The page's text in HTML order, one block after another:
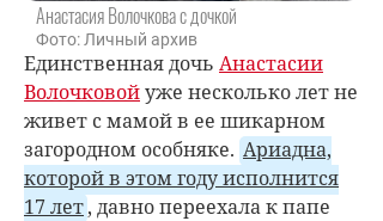
Анастасия Волочкова с дочкой
Фото: Личный архив
Единственная дочь Анастасии
Волочковойуже несколько лет не
живет с мамой в ее шикарном
загородном особняке. Ариадна,
которой в этом году исполнится
17 лет, давно переехала к папе